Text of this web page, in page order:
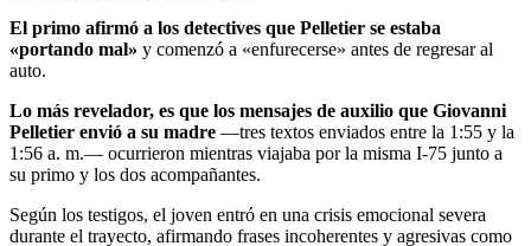
El primo afirmó a los detectives que Pelletier se estaba
«portando mal» y comenzó a «enfurecerse» antes de regresar al
auto.
Lo más revelador, es que los mensajes de auxilio que Giovanni
Pelletier envió a su madre —tres textos enviados entre la 1:55 y la
1:56 a. m.— ocurrieron mientras viajaba por la misma I‑75 junto a
su primo y los dos acompañantes.
Según los testigos, el joven entró en una crisis emocional severa
durante el trayecto, afirmando frases incoherentes y agresivas como